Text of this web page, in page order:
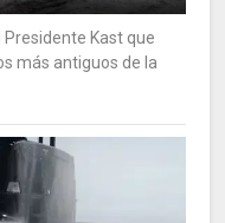
Kast que
más antiguos de la